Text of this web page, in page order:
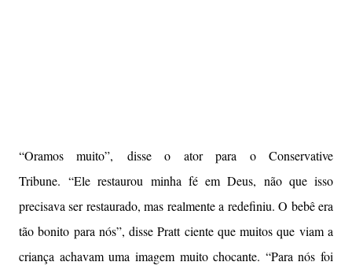
“Oramos muito”, disse o ator para o Conservative
Tribune. “Ele restaurou minha fé em Deus, não que isso
precisava ser restaurado, mas realmente a redefiniu. O bebê era
tão bonito para nós”, disse Pratt ciente que muitos que viam a
criança achavam uma imagem muito chocante. “Para nós foi